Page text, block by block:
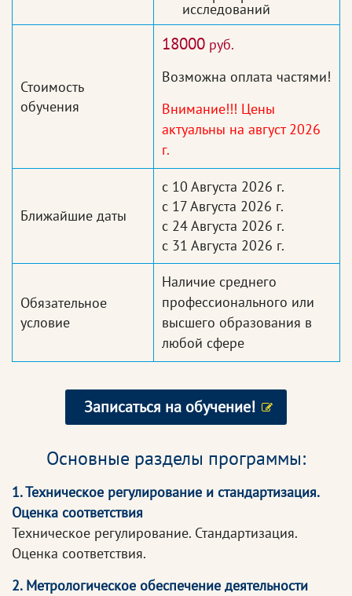
исследований
Стоимость
обучения
18000 руб.
Возможна оплата частями!
Внимание!!! Цены
актуальны на август 2026
г.
Ближайшие даты
с 10 Августа 2026 г.
с 17 Августа 2026 г.
с 24 Августа 2026 г.
с 31 Августа 2026 г.
Обязательное
условие
Наличие среднего
профессионального или
высшего образования в
любой сфере
Записаться на обучение!
Основные разделы программы:
1. Техническое регулирование и стандартизация.
Оценка соответствия
Техническое регулирование. Стандартизация.
Оценка соответствия.
2. Метрологическое обеспечение деятельности